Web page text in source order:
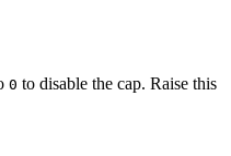
0 to disable the cap. Raise this